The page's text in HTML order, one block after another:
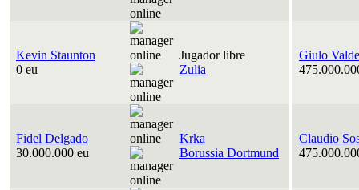
Kevin Staunton
0 eu
Jugador libre
Zulia
Giulo
Fidel Delgado
30.000.000 eu
Krka
Borussia Dortmund
Claudio